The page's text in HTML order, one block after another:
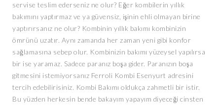
servise teslim ederseniz ne olur? Eğer kombilerin yıllık
bakımını yaptırmaz ve ya güvensiz, işinin ehli olmayan birine
yaptırırsanız ne olur? Kombinin yıllık bakımı kombinizin
ömrünü uzatır. Aynı zamanda her zaman yeni gibi konfor
sağlamasına sebep olur. Kombinizin bakımı yüzeysel yapılırsa
bir ise yaramaz. Sadece paranız boşa gider. Paranızın boşa
gitmesini istemiyorsanız Ferroli Kombi Esenyurt adresini
tercih edebilirisiniz. Kombi Bakımı oldukça zahmetli bir istir.
Bu yüzden herkesin bende bakayım yapayım diyeceği cinsten